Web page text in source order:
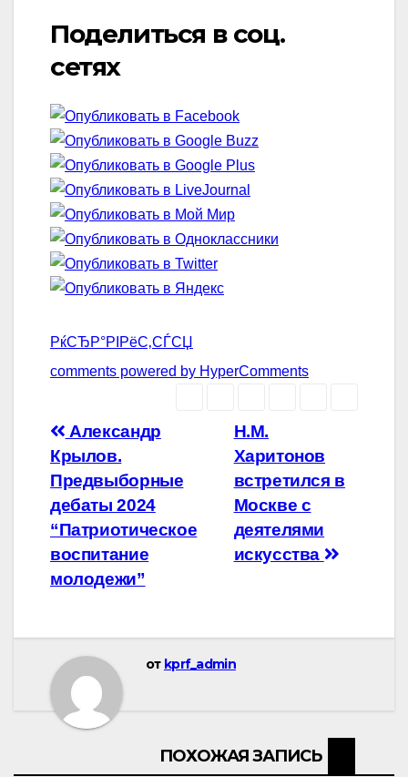
Поделиться в соц.
сетях
РќСЂР°РІРёС‚СЃСЏ
comments powered by HyperComments
Навигация
по
записям
Н.М.
Харитонов
встретился в
Москве с
деятелями
искусства
Александр
Крылов.
Предвыборные
дебаты 2024
“Патриотическое
воспитание
молодежи”
от kprf_admin
ПОХОЖАЯ ЗАПИСЬ